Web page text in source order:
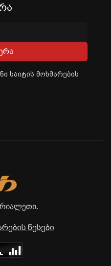
საიტის მოხმარების
წესები